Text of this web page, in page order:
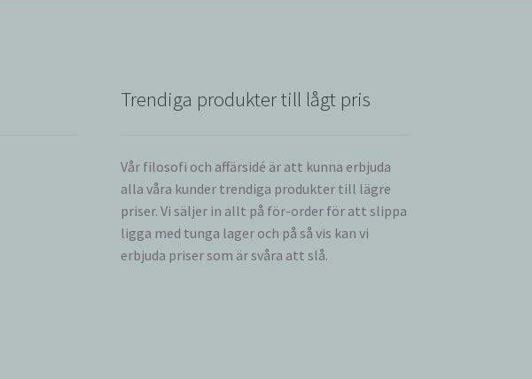
Trendiga produkter till lågt pris
Vår filosofi och affärsidé är att kunna erbjuda
alla våra kunder trendiga produkter till lägre
priser. Vi säljer in allt på för-order för att slippa
ligga med tunga lager och på så vis kan vi
erbjuda priser som är svåra att slå.